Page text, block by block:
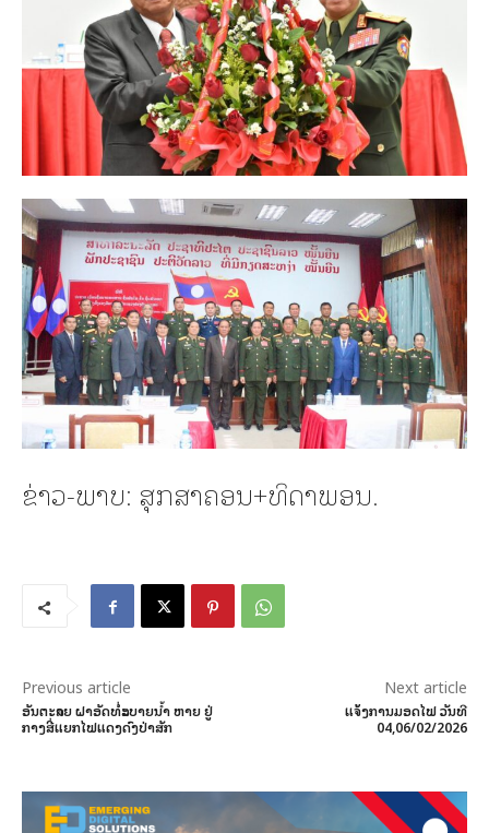
ຂ່າວ-ພາບ: ສຸກສາຄອນ+ທິດາພອນ.
Previous article
ອັນຕະລາຍ ຝາອັດທໍ່ລະບາຍນ້ຳ ຫາຍ ຢູ່
ກາງສີ່ແຍກໄຟແດງດົງປ່າສັກ
Next article
ແຈ້ງການມອດໄຟ ວັນທີ
04,06/02/2026